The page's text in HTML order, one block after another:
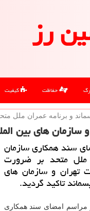
رز
حفاظت کیفیت
و برنامه عمران ملل
های بین
سند همكاری سازمان
ملل متحد بر ضرورت
تهران و سازمان های
تاكید گردید.
مراسم امضای سند همکاری